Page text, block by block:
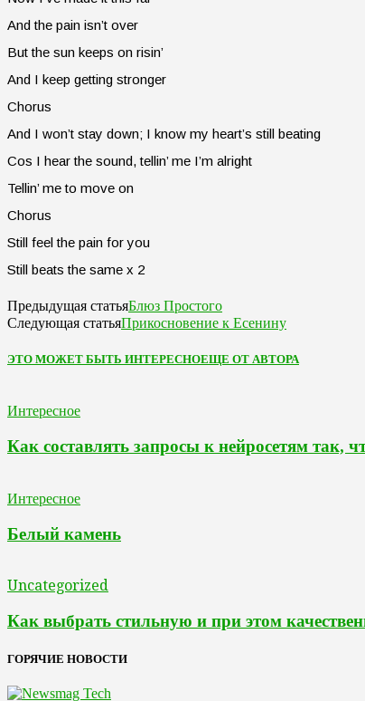
And the pain isn’t over
But the sun keeps on risin’
And I keep getting stronger
Chorus
And I won’t stay down; I know my heart’s still beating
Cos I hear the sound, tellin’ me I’m alright
Tellin’ me to move on
Chorus
Still feel the pain for you
Still beats the same x 2
Предыдущая статьяБлюз Простого
Следующая статьяПрикосновение к Есенину
ЭТО МОЖЕТ БЫТЬ ИНТЕРЕСНОЕЩЕ ОТ АВТОРА
Интересное
Как составлять запросы к нейросетям так,
Интересное
Белый камень
Uncategorized
Как выбрать стильную и при этом
ГОРЯЧИЕ НОВОСТИ